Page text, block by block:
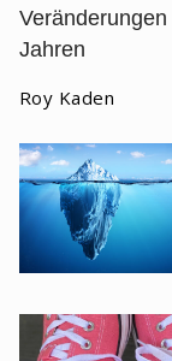
Jahren
Roy Kaden